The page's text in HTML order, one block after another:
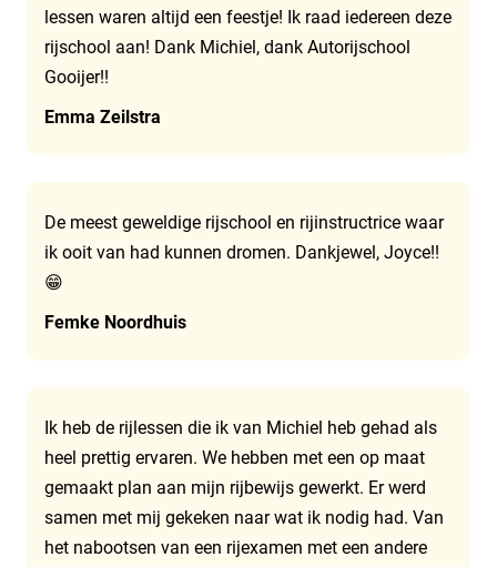
lessen waren altijd een feestje! Ik raad iedereen deze
rijschool aan! Dank Michiel, dank Autorijschool
Gooijer!!
Emma Zeilstra
De meest geweldige rijschool en rijinstructrice waar
ik ooit van had kunnen dromen. Dankjewel, Joyce!!
😁
Femke Noordhuis
Ik heb de rijlessen die ik van Michiel heb gehad als
heel prettig ervaren. We hebben met een op maat
gemaakt plan aan mijn rijbewijs gewerkt. Er werd
samen met mij gekeken naar wat ik nodig had. Van
het nabootsen van een rijexamen met een andere